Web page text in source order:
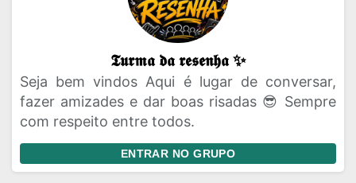
𝕿𝖚𝖗𝖒𝖆 𝖉𝖆 𝖗𝖊𝖘𝖊𝖓𝖍𝖆 ✨
Seja bem vindos Aqui é lugar de conversar,
fazer amizades e dar boas risadas 😎 Sempre
com respeito entre todos.
ENTRAR NO GRUPO